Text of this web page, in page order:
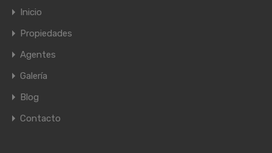
Inicio
Propiedades
Agentes
Galería
Blog
Contacto